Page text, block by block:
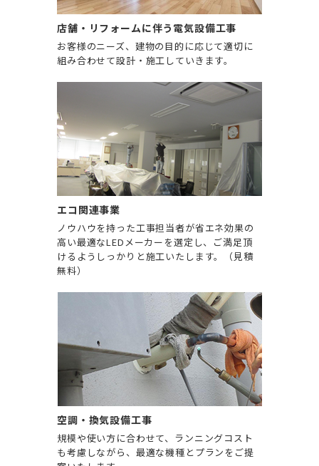
店舗・リフォームに伴う電気設備工事
お客様のニーズ、建物の目的に応じて適切に
組み合わせて設計・施工していきます。
エコ関連事業
ノウハウを持った工事担当者が省エネ効果の
高い最適なLEDメーカーを選定し、ご満足頂
けるようしっかりと施工いたします。（見積
無料）
空調・換気設備工事
規模や使い方に合わせて、ランニングコスト
も考慮しながら、最適な機種とプランをご提